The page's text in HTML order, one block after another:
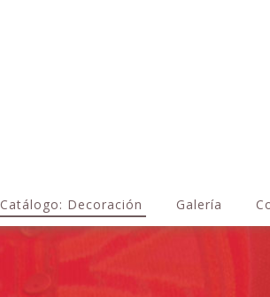
Catálogo: Decoración Galería